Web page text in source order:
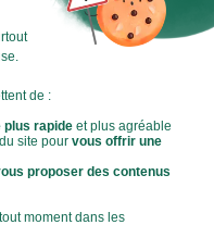
l’empreinte
choix plus éclairés et
ici